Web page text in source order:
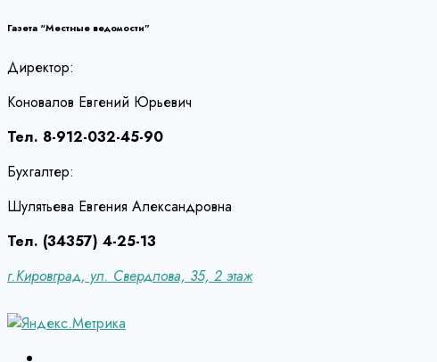
Газета “Местные ведомости”
Директор:
Коновалов Евгений Юрьевич
Тел. 8-912-032-45-90
Бухгалтер:
Шулятьева Евгения Александровна
Тел. (34357) 4-25-13
г.Кировград, ул. Свердлова, 35, 2 этаж